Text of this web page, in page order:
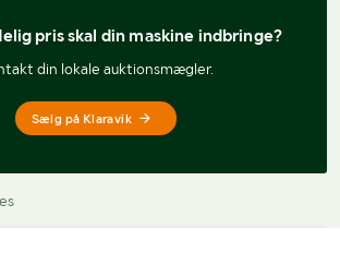
pris skal din maskine indbringe?
din lokale auktionsmægler.
Sælg på Klaravik